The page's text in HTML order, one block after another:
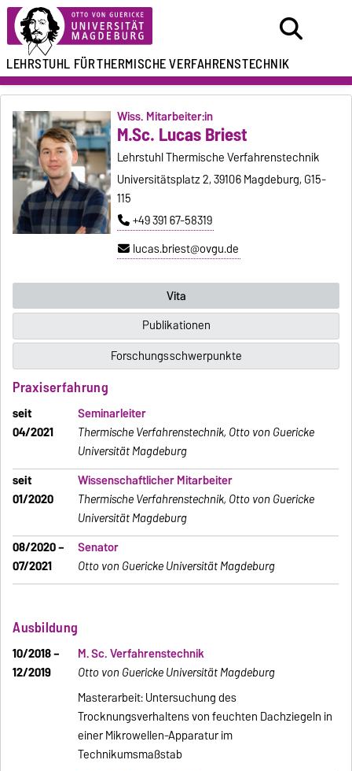
LEHRSTUHL FÜRTHERMISCHE VERFAHRENSTECHNIK
Wiss. Mitarbeiter:in
M.Sc. Lucas Briest
Lehrstuhl Thermische Verfahrenstechnik
Universitätsplatz 2, 39106 Magdeburg, G15-
115
+49 391 67-58319
lucas.briest@ovgu.de
Vita
Publikationen
Forschungsschwerpunkte
Praxiserfahrung
seit
04/2021
Seminarleiter
Thermische Verfahrenstechnik, Otto von Guericke
Universität Magdeburg
seit
01/2020
Wissenschaftlicher Mitarbeiter
Thermische Verfahrenstechnik, Otto von Guericke
Universität Magdeburg
08/2020 –
07/2021
Senator
Otto von Guericke Universität Magdeburg
Ausbildung
10/2018 –
12/2019
M. Sc. Verfahrenstechnik
Otto von Guericke Universität Magdeburg
Masterarbeit: Untersuchung des
Trocknungsverhaltens von feuchten Dachziegeln in
einer Mikrowellen-Apparatur im
Technikumsmaßstab